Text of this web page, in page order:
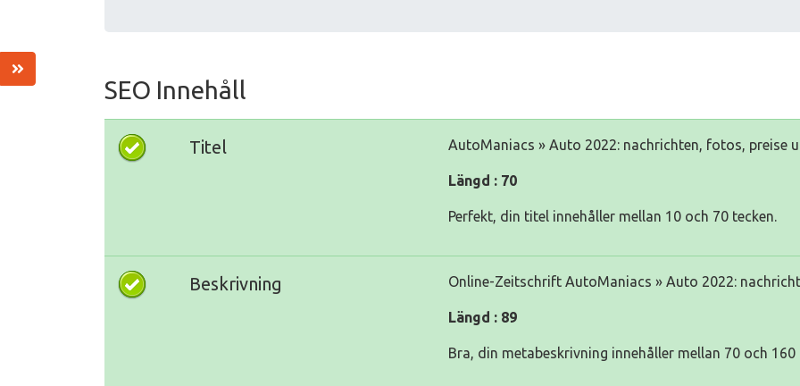
SEO Innehåll
Titel AutoManiacs » Auto 2022: nachrichten, fotos, preise
Längd : 70
Perfekt, din titel innehåller mellan 10 och 70 tecken.
Beskrivning Online-Zeitschrift AutoManiacs » Auto 2022:
Längd : 89
Bra, din metabeskrivning innehåller mellan 70 och 160